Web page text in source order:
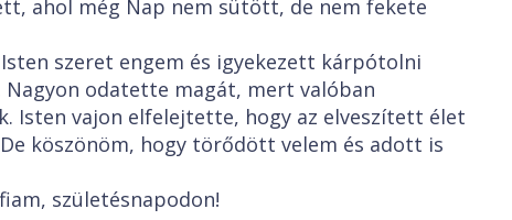
ahol még Nap nem sütött, de nem fekete
szeret engem és igyekezett kárpótolni
Nagyon odatette magát, mert valóban
Isten vajon elfelejtette, hogy az elveszített élet
köszönöm, hogy törődött velem és adott is
születésnapodon!